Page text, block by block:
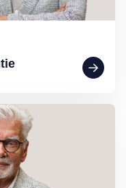
Berk